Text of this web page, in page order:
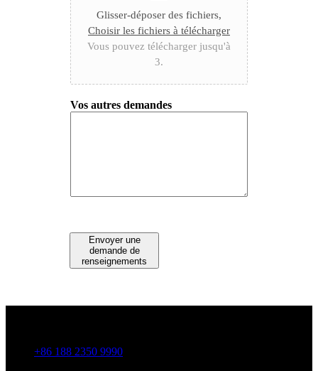
Glisser-déposer des fichiers,
Choisir les fichiers à télécharger
Vous pouvez télécharger jusqu'à
3.
Vos autres demandes
Envoyer une
demande de
renseignements
+86 188 2350 9990